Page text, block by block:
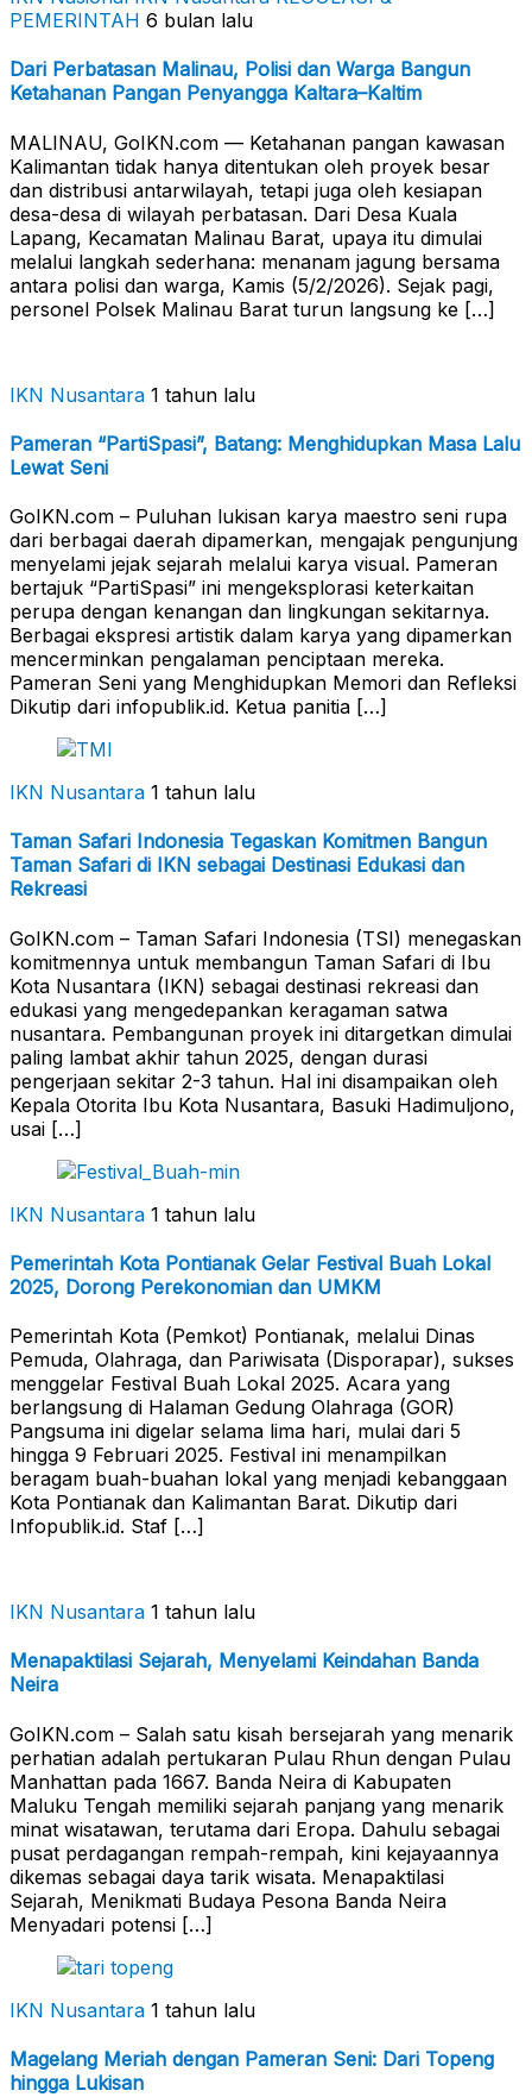
PEMERINTAH 6 bulan lalu
Dari Perbatasan Malinau, Polisi dan Warga Bangun
Ketahanan Pangan Penyangga Kaltara–Kaltim
MALINAU, GoIKN.com — Ketahanan pangan kawasan
Kalimantan tidak hanya ditentukan oleh proyek besar
dan distribusi antarwilayah, tetapi juga oleh kesiapan
desa-desa di wilayah perbatasan. Dari Desa Kuala
Lapang, Kecamatan Malinau Barat, upaya itu dimulai
melalui langkah sederhana: menanam jagung bersama
antara polisi dan warga, Kamis (5/2/2026). Sejak pagi,
personel Polsek Malinau Barat turun langsung ke […]
IKN Nusantara 1 tahun lalu
Pameran “PartiSpasi”, Batang: Menghidupkan Masa Lalu
Lewat Seni
GoIKN.com – Puluhan lukisan karya maestro seni rupa
dari berbagai daerah dipamerkan, mengajak pengunjung
menyelami jejak sejarah melalui karya visual. Pameran
bertajuk “PartiSpasi” ini mengeksplorasi keterkaitan
perupa dengan kenangan dan lingkungan sekitarnya.
Berbagai ekspresi artistik dalam karya yang dipamerkan
mencerminkan pengalaman penciptaan mereka.
Pameran Seni yang Menghidupkan Memori dan Refleksi
Dikutip dari infopublik.id. Ketua panitia […]
IKN Nusantara 1 tahun lalu
Taman Safari Indonesia Tegaskan Komitmen Bangun
Taman Safari di IKN sebagai Destinasi Edukasi dan
Rekreasi
GoIKN.com – Taman Safari Indonesia (TSI) menegaskan
komitmennya untuk membangun Taman Safari di Ibu
Kota Nusantara (IKN) sebagai destinasi rekreasi dan
edukasi yang mengedepankan keragaman satwa
nusantara. Pembangunan proyek ini ditargetkan dimulai
paling lambat akhir tahun 2025, dengan durasi
pengerjaan sekitar 2-3 tahun. Hal ini disampaikan oleh
Kepala Otorita Ibu Kota Nusantara, Basuki Hadimuljono,
usai […]
IKN Nusantara 1 tahun lalu
Pemerintah Kota Pontianak Gelar Festival Buah Lokal
2025, Dorong Perekonomian dan UMKM
Pemerintah Kota (Pemkot) Pontianak, melalui Dinas
Pemuda, Olahraga, dan Pariwisata (Disporapar), sukses
menggelar Festival Buah Lokal 2025. Acara yang
berlangsung di Halaman Gedung Olahraga (GOR)
Pangsuma ini digelar selama lima hari, mulai dari 5
hingga 9 Februari 2025. Festival ini menampilkan
beragam buah-buahan lokal yang menjadi kebanggaan
Kota Pontianak dan Kalimantan Barat. Dikutip dari
Infopublik.id. Staf […]
IKN Nusantara 1 tahun lalu
Menapaktilasi Sejarah, Menyelami Keindahan Banda
Neira
GoIKN.com – Salah satu kisah bersejarah yang menarik
perhatian adalah pertukaran Pulau Rhun dengan Pulau
Manhattan pada 1667. Banda Neira di Kabupaten
Maluku Tengah memiliki sejarah panjang yang menarik
minat wisatawan, terutama dari Eropa. Dahulu sebagai
pusat perdagangan rempah-rempah, kini kejayaannya
dikemas sebagai daya tarik wisata. Menapaktilasi
Sejarah, Menikmati Budaya Pesona Banda Neira
Menyadari potensi […]
IKN Nusantara 1 tahun lalu
Magelang Meriah dengan Pameran Seni: Dari Topeng
hingga Lukisan